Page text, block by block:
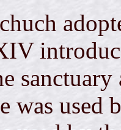
was used